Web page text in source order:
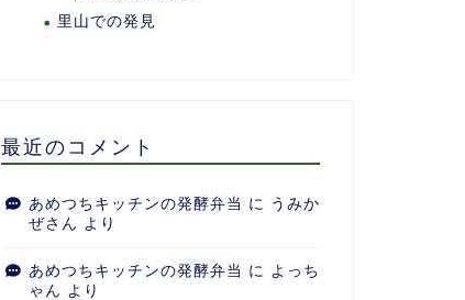
里山での発見
最近のコメント
あめつちキッチンの発酵弁当 に うみか
ぜさん より
あめつちキッチンの発酵弁当 に よっち
ゃん より